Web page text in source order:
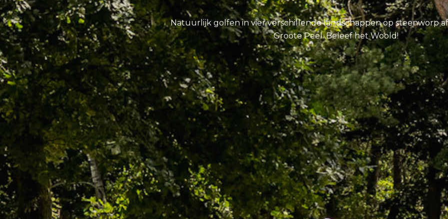
Natuurlijk golfen in vier verschillende landschappen op steenworp
Groote Peel. Beleef het Woold!